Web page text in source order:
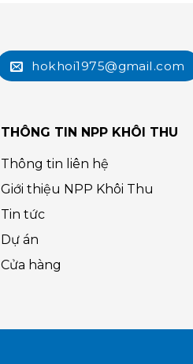
hokhoi1975@gmail.com
THÔNG TIN NPP KHÔI THU
Thông tin liên hệ
Giới thiệu NPP Khôi Thu
Tin tức
Dự án
Cửa hàng